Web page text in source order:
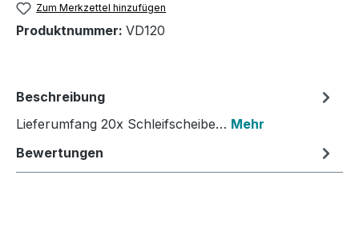
Zum Merkzettel hinzufügen
Produktnummer: VD120
Beschreibung
Lieferumfang 20x Schleifscheibe… Mehr
Bewertungen